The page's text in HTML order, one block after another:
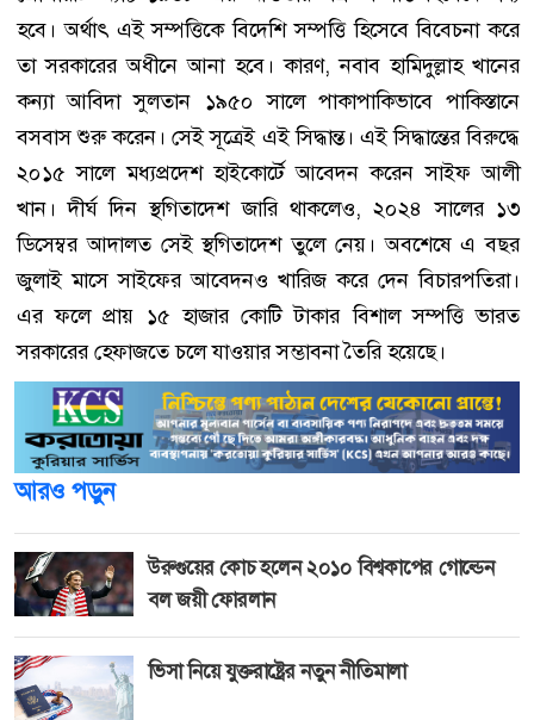
হবে। অর্থাৎ এই সম্পত্তিকে বিদেশি সম্পত্তি হিসেবে বিবেচনা করে
তা সরকারের অধীনে আনা হবে। কারণ, নবাব হামিদুল্লাহ খানের
কন্যা আবিদা সুলতান ১৯৫০ সালে পাকাপাকিভাবে পাকিস্তানে
বসবাস শুরু করেন। সেই সূত্রেই এই সিদ্ধান্ত। এই সিদ্ধান্তের বিরুদ্ধে
২০১৫ সালে মধ্যপ্রদেশ হাইকোর্টে আবেদন করেন সাইফ আলী
খান। দীর্ঘ দিন স্থগিতাদেশ জারি থাকলেও, ২০২৪ সালের ১৩
ডিসেম্বর আদালত সেই স্থগিতাদেশ তুলে নেয়। অবশেষে এ বছর
জুলাই মাসে সাইফের আবেদনও খারিজ করে দেন বিচারপতিরা।
এর ফলে প্রায় ১৫ হাজার কোটি টাকার বিশাল সম্পত্তি ভারত
সরকারের হেফাজতে চলে যাওয়ার সম্ভাবনা তৈরি হয়েছে।
আরও পড়ুন
উরুগুয়ের কোচ হলেন ২০১০ বিশ্বকাপের গোল্ডেন
বল জয়ী ফোরলান
ভিসা নিয়ে যুক্তরাষ্ট্রের নতুন নীতিমালা